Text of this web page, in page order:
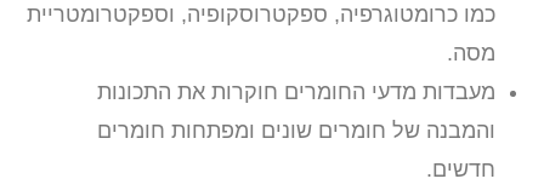
כמו כרומטוגרפיה, ספקטרוסקופיה, וספקטרומטריית
מסה.
מעבדות מדעי החומרים חוקרות את התכונות
והמבנה של חומרים שונים ומפתחות חומרים
חדשים.